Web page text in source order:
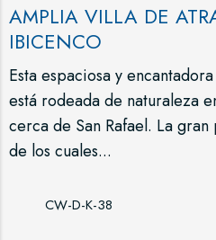
AMPLIA VILLA DE
IBICENCO
Esta espaciosa y
está rodeada de naturaleza
cerca de San Rafael. La
de los cuales...
CW-D-K-38